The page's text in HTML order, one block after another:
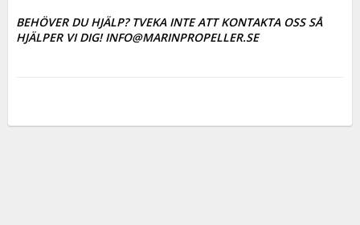
BEHÖVER DU HJÄLP? TVEKA INTE ATT KONTAKTA OSS SÅ
HJÄLPER VI DIG! INFO@MARINPROPELLER.SE